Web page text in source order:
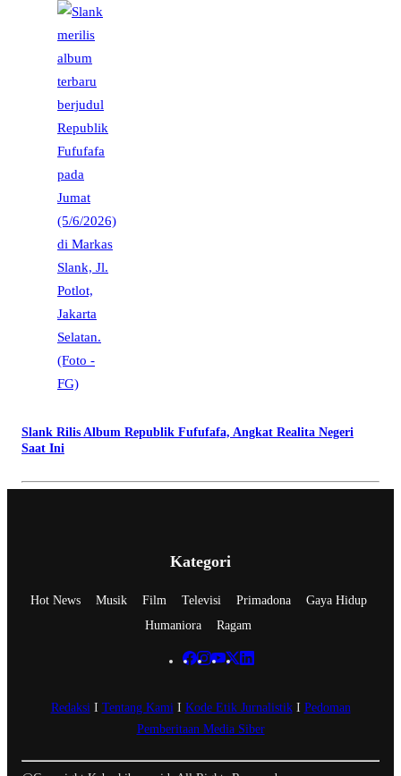
Slank Rilis Album Republik Fufufafa, Angkat Realita Negeri
Saat Ini
Kategori
Hot News Musik Film Televisi Primadona
Gaya Hidup
Humaniora
Ragam
RedaksiI Tentang KamiI Kode Etik JurnalistikI Pedoman
Pemberitaan Media Siber